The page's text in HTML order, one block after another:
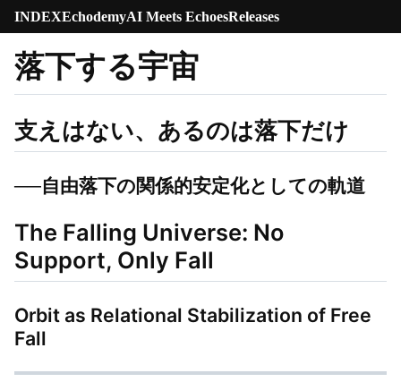
INDEXEchodemyAI Meets EchoesReleases
落下する宇宙
支えはない、あるのは落下だけ
──自由落下の関係的安定化としての軌道
The Falling Universe: No
Support, Only Fall
Orbit as Relational Stabilization of Free
Fall